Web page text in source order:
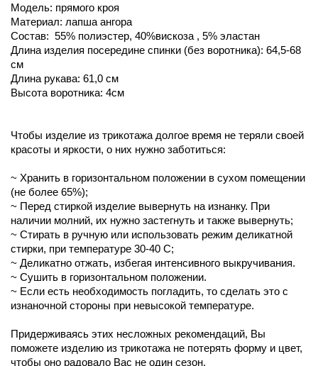
Модель: прямого кроя
Материал: лапша ангора
Состав: 55% полиэстер, 40%вискоза , 5% эластан
Длина изделия посередине спинки (без воротника): 64,5-68
см
Длина рукава: 61,0 см
Высота воротника: 4см
Чтобы изделие из трикотажа долгое время не теряли своей
красоты и яркости, о них нужно заботиться:
~ Хранить в горизонтальном положении в сухом помещении
(не более 65%);
~ Перед стиркой изделие вывернуть на изнанку. При
наличии молний, их нужно застегнуть и также вывернуть;
~ Стирать в ручную или использовать режим деликатной
стирки, при температуре 30-40 С;
~ Деликатно отжать, избегая интенсивного выкручивания.
~ Сушить в горизонтальном положении.
~ Если есть необходимость погладить, то сделать это с
изнаночной стороны при невысокой температуре.
Придерживаясь этих несложных рекомендаций, Вы
поможете изделию из трикотажа не потерять форму и цвет,
чтобы оно радовало Вас не один сезон.